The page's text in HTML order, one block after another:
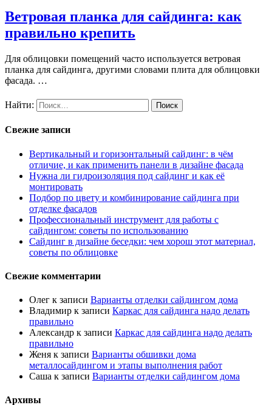
Ветровая планка для сайдинга: как
правильно крепить
Для облицовки помещений часто используется ветровая
планка для сайдинга, другими словами плита для облицовки
фасада. …
Найти:
Свежие записи
Вертикальный и горизонтальный сайдинг: в чём
отличие, и как применить панели в дизайне фасада
Нужна ли гидроизоляция под сайдинг и как её
монтировать
Подбор по цвету и комбинирование сайдинга при
отделке фасадов
Профессиональный инструмент для работы с
сайдингом: советы по использованию
Сайдинг в дизайне беседки: чем хорош этот материал,
советы по облицовке
Свежие комментарии
Олег к записи Варианты отделки сайдингом дома
Владимир к записи Каркас для сайдинга надо делать
правильно
Александр к записи Каркас для сайдинга надо делать
правильно
Женя к записи Варианты обшивки дома
металлосайдингом и этапы выполнения работ
Саша к записи Варианты отделки сайдингом дома
Архивы